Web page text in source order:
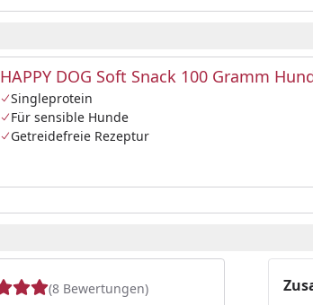
HAPPY DOG Soft Snack 100 Gramm
Singleprotein
Für sensible Hunde
Getreidefreie Rezeptur
(8 Bewertungen)